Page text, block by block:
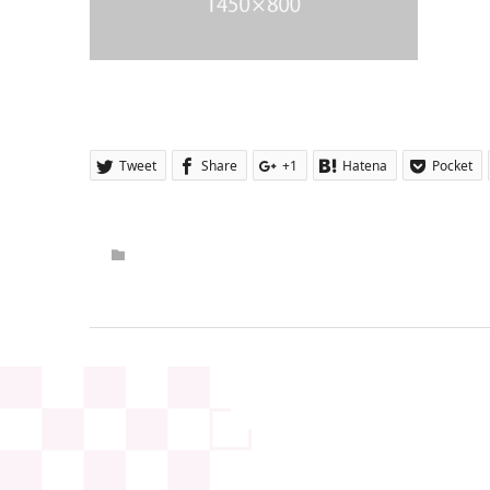
Tweet Share +1 Hatena Pocket